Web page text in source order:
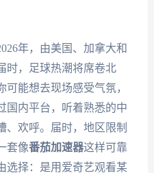
年，由美国、加拿大和
时，足球热潮将席卷北
能想去现场感受气氛，
国内平台，听着熟悉的中
、欢呼。届时，地区限制
套像番茄加速器这样可靠
选择：是用爱奇艺观看某